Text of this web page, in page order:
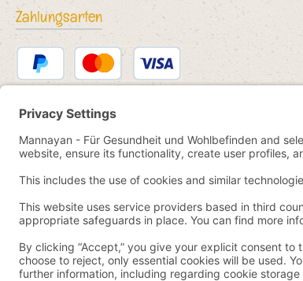
Zahlungsarten
PayPal Kredit- oder Debitkarte
Bancontact SEPA Lastschrift
eps
iDEAL Przelewy24
Vorkasse Pay by YaBandPay
WeChat Pay + AliPay